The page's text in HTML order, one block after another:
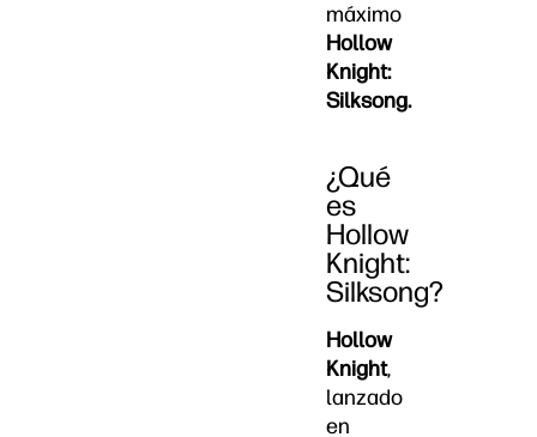
máximo
Hollow
Knight:
Silksong.
¿Qué
es
Hollow
Knight:
Silksong?
Hollow
Knight,
lanzado
en